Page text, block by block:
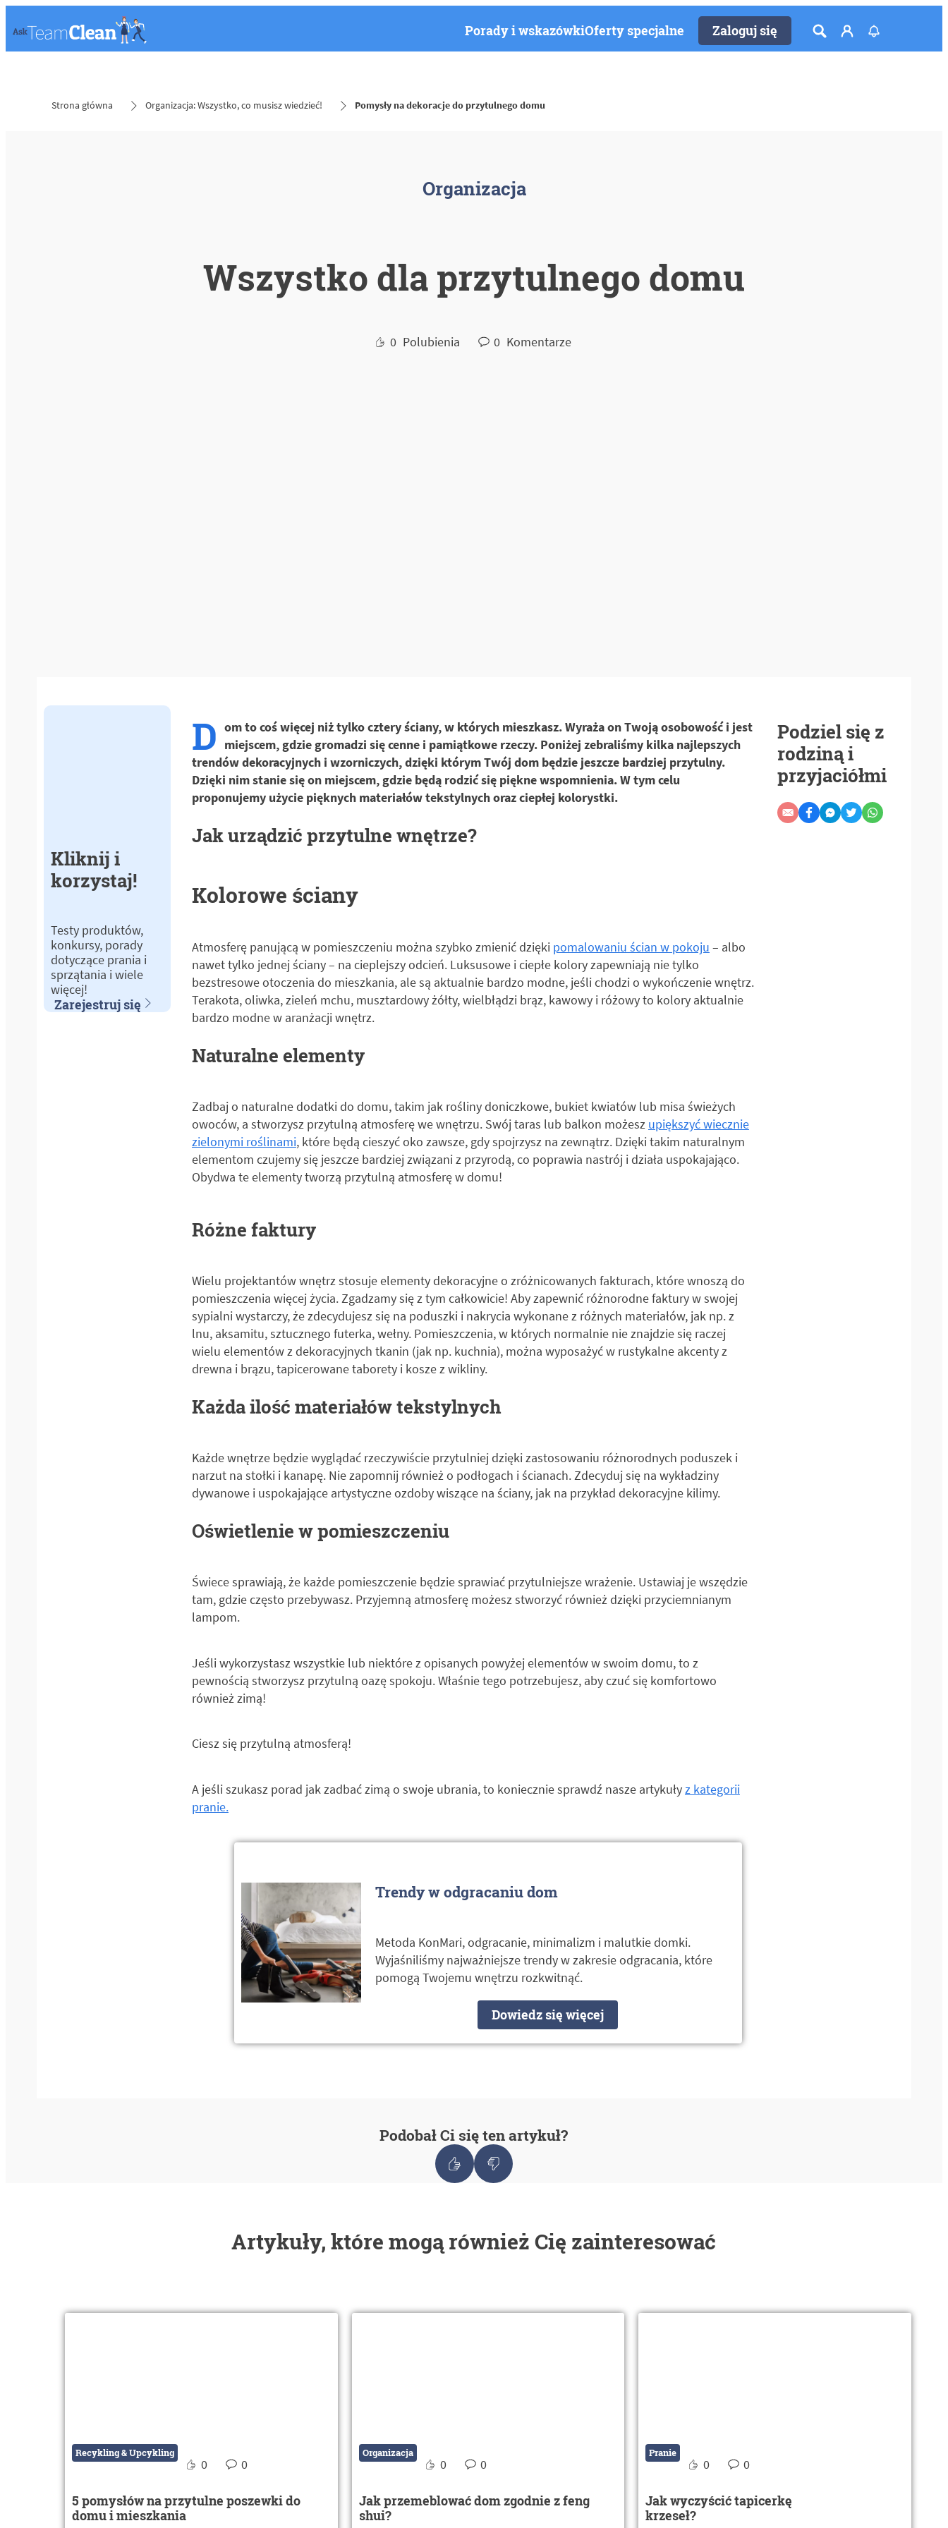
Porady i wskazówkiOferty specjalne Zaloguj się
Strona główna Organizacja: Wszystko, co musisz wiedzieć! Pomysły na dekoracje do przytulnego domu
Organizacja
Wszystko dla przytulnego domu
0 Polubienia 0 Komentarze
Kliknij i
korzystaj!
Testy produktów,
konkursy, porady
dotyczące prania i
sprzątania i wiele
więcej!
Zarejestruj się
D om to coś więcej niż tylko cztery ściany, w których mieszkasz. Wyraża on Twoją osobowość i jest
miejscem, gdzie gromadzi się cenne i pamiątkowe rzeczy. Poniżej zebraliśmy kilka najlepszych
trendów dekoracyjnych i wzorniczych, dzięki którym Twój dom będzie jeszcze bardziej przytulny.
Dzięki nim stanie się on miejscem, gdzie będą rodzić się piękne wspomnienia. W tym celu
proponujemy użycie pięknych materiałów tekstylnych oraz ciepłej kolorystki.
Jak urządzić przytulne wnętrze?
Kolorowe ściany
Atmosferę panującą w pomieszczeniu można szybko zmienić dzięki pomalowaniu ścian w pokoju – albo
nawet tylko jednej ściany – na cieplejszy odcień. Luksusowe i ciepłe kolory zapewniają nie tylko
bezstresowe otoczenia do mieszkania, ale są aktualnie bardzo modne, jeśli chodzi o wykończenie wnętrz.
Terakota, oliwka, zieleń mchu, musztardowy żółty, wielbłądzi brąz, kawowy i różowy to kolory aktualnie
bardzo modne w aranżacji wnętrz.
Naturalne elementy
Zadbaj o naturalne dodatki do domu, takim jak rośliny doniczkowe, bukiet kwiatów lub misa świeżych
owoców, a stworzysz przytulną atmosferę we wnętrzu. Swój taras lub balkon możesz upiększyć wiecznie
zielonymi roślinami, które będą cieszyć oko zawsze, gdy spojrzysz na zewnątrz. Dzięki takim naturalnym
elementom czujemy się jeszcze bardziej związani z przyrodą, co poprawia nastrój i działa uspokajająco.
Obydwa te elementy tworzą przytulną atmosferę w domu!
Różne faktury
Wielu projektantów wnętrz stosuje elementy dekoracyjne o zróżnicowanych fakturach, które wnoszą do
pomieszczenia więcej życia. Zgadzamy się z tym całkowicie! Aby zapewnić różnorodne faktury w swojej
sypialni wystarczy, że zdecydujesz się na poduszki i nakrycia wykonane z różnych materiałów, jak np. z
lnu, aksamitu, sztucznego futerka, wełny. Pomieszczenia, w których normalnie nie znajdzie się raczej
wielu elementów z dekoracyjnych tkanin (jak np. kuchnia), można wyposażyć w rustykalne akcenty z
drewna i brązu, tapicerowane taborety i kosze z wikliny.
Każda ilość materiałów tekstylnych
Każde wnętrze będzie wyglądać rzeczywiście przytulniej dzięki zastosowaniu różnorodnych poduszek i
narzut na stołki i kanapę. Nie zapomnij również o podłogach i ścianach. Zdecyduj się na wykładziny
dywanowe i uspokajające artystyczne ozdoby wiszące na ściany, jak na przykład dekoracyjne kilimy.
Oświetlenie w pomieszczeniu
Świece sprawiają, że każde pomieszczenie będzie sprawiać przytulniejsze wrażenie. Ustawiaj je wszędzie
tam, gdzie często przebywasz. Przyjemną atmosferę możesz stworzyć również dzięki przyciemnianym
lampom.
Jeśli wykorzystasz wszystkie lub niektóre z opisanych powyżej elementów w swoim domu, to z
pewnością stworzysz przytulną oazę spokoju. Właśnie tego potrzebujesz, aby czuć się komfortowo
również zimą!
Ciesz się przytulną atmosferą!
A jeśli szukasz porad jak zadbać zimą o swoje ubrania, to koniecznie sprawdź nasze artykułyz kategorii
pranie.
Trendy w odgracaniu dom
Metoda KonMari, odgracanie, minimalizm i malutkie domki.
Wyjaśniliśmy najważniejsze trendy w zakresie odgracania, które
pomogą Twojemu wnętrzu rozkwitnąć.
Dowiedz się więcej
Podziel się z
rodziną i
przyjaciółmi
Podobał Ci się ten artykuł?
Artykuły, które mogą również Cię zainteresować
Recykling & Upcykling
0 0
5 pomysłów na przytulne poszewki do
domu i mieszkania
Organizacja
0 0
Jak przemeblować dom zgodnie z feng
shui?
Pranie
0 0
Jak wyczyścić tapicerkę
krzeseł?